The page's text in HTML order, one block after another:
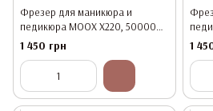
Фрезер для маникюра и
педикюра MOOX X220, 50000
об/мин, 70W, Белый
1 450 грн
об/
1